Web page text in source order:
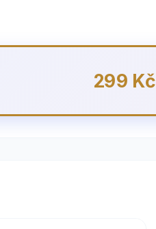
299 Kč